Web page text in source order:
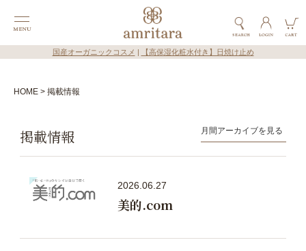
国産オーガニックコスメ 【高保湿化粧水付き】日焼け止め
HOME 掲載情報
掲載情報
2026.06.27
美的.com